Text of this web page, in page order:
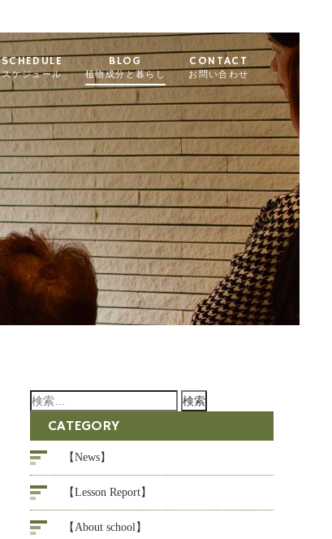
SCHEDULE
スケジュール
BLOG
植物成分と暮らし
CONTACT
お問い合わせ
検
CATEGORY
【News】
【Lesson Report】
【About school】